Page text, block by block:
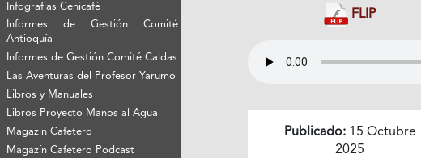
Infografías Cenicafé
Informes de Gestión Comité
Antioquía
Informes de Gestión Comité Caldas
Las Aventuras del Profesor Yarumo
Libros y Manuales
Libros Proyecto Manos al Agua
Magazín Cafetero
Magazín Cafetero Podcast
FLIP
Publicado:15 Octubre
2025